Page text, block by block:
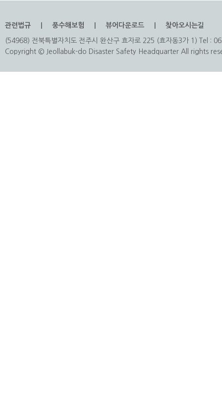
관련법규 풍수해보험 뷰어다운로드 찾아오시는길
(54968) 전북특별자치도 전주시 완산구 효자로 225 (효자동3가 1) Tel :
Copyright © Jeollabuk-do Disaster Safety Headquarter All rights